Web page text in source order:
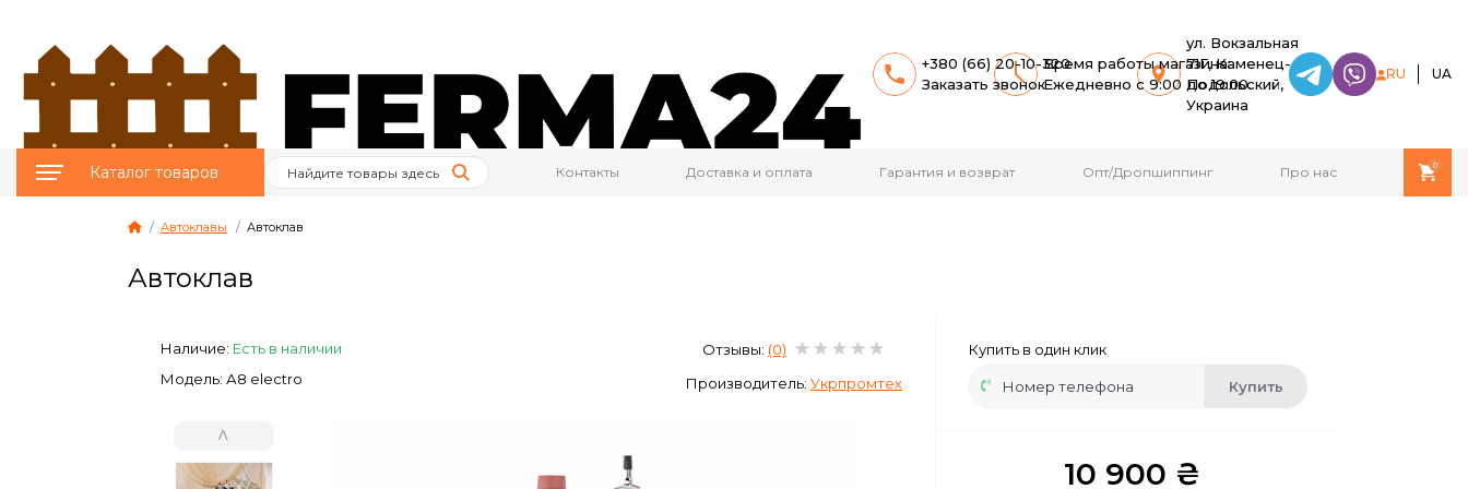
+380 (66) 20-10-320
Заказать звонок
Время работы магазина:
Ежедневно с 9:00 до 19:00.
ул. Вокзальная
71Г, Каменец-
Подольский,
Украина
RU UA
Каталог товаров
Птицеводство
Животноводство
Пчеловодство
Контакты Доставка и оплата Гарантия и возврат Опт/Дропшиппинг Про нас 0
Автоклавы Автоклав
Автоклав
Наличие: Есть в наличии
Модель: А8 electro
Отзывы: (0)
Производитель: Укрпромтех
˄
Купить в один клик
Купить
10 900 ₴